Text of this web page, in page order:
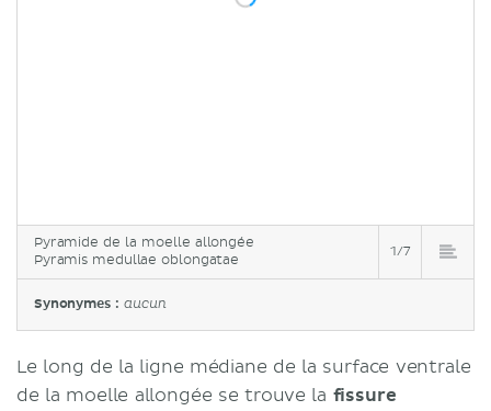
Pyramide de la moelle allongée
Pyramis medullae oblongatae
1/7
Synonymes :aucun
Le long de la ligne médiane de la surface ventrale
de la moelle allongée se trouve la fissure